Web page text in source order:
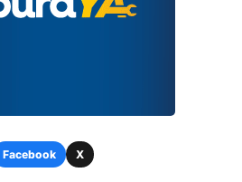
Facebook X